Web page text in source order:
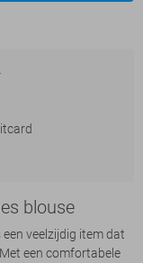
blouse
veelzijdig item dat
een comfortabele